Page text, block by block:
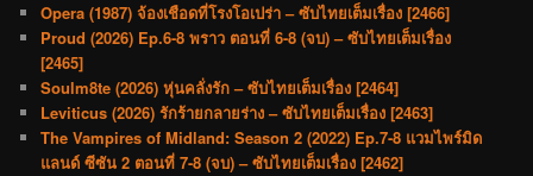
Opera (1987) จ้องเชือดที่โรงโอเปร่า – ซับไทยเต็มเรื่อง [2466]
Proud (2026) Ep.6-8 พราว ตอนที่ 6-8 (จบ) – ซับไทยเต็มเรื่อง
[2465]
Soulm8te (2026) หุ่นคลั่งรัก – ซับไทยเต็มเรื่อง [2464]
Leviticus (2026) รักร้ายกลายร่าง – ซับไทยเต็มเรื่อง [2463]
The Vampires of Midland: Season 2 (2022) Ep.7-8 แวมไพร์มิด
แลนด์ ซีซัน 2 ตอนที่ 7-8 (จบ) – ซับไทยเต็มเรื่อง [2462]